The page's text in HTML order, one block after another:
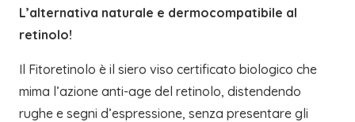
L’alternativa naturale e dermocompatibile al
retinolo!
Il Fitoretinolo è il siero viso certificato biologico che
mima l’azione anti-age del retinolo, distendendo
rughe e segni d’espressione, senza presentare gli